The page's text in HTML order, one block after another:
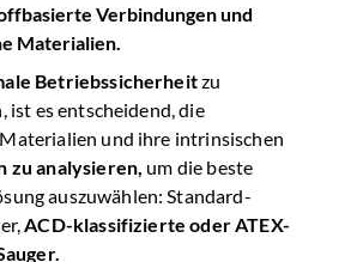
Verbindungen und
Materialien.
Betriebssicherheitzu
ist es entscheidend, die
und ihre intrinsischen
zu analysieren, um die beste
auszuwählen: Standard-
ACD-klassifizierte oder ATEX-